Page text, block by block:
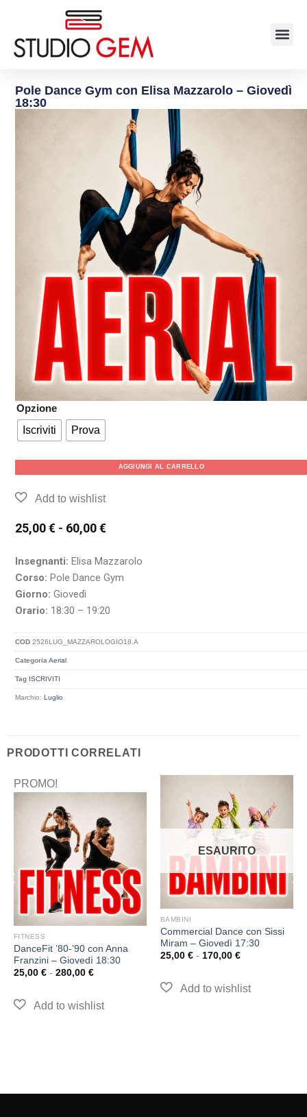
Pole Dance Gym con Elisa Mazzarolo – Giovedì
18:30
Opzione
Iscriviti
Prova
AGGIUNGI AL CARRELLO
25,00€ - 60,00€
Insegnanti: Elisa Mazzarolo
Corso: Pole Dance Gym
Giorno: Giovedì
Orario: 18:30 – 19:20
COD2526LUG_MAZZAROLOGIO18.A
Categoria Aerial
Tag ISCRIVITI
Marchio:Luglio
PRODOTTI CORRELATI
PROMO!
FITNESS
DanceFit ’80-’90 con Anna
Franzini – Giovedì 18:30
25,00 € - 280,00 €
ESAURITO
BAMBINI
Commercial Dance con Sissi
Miram – Giovedì 17:30
25,00 € - 170,00 €